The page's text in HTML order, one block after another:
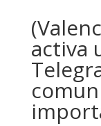
activa